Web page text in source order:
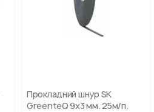
Прокладний шнур SK
GreenteQ 9х3 мм. 25м/п.